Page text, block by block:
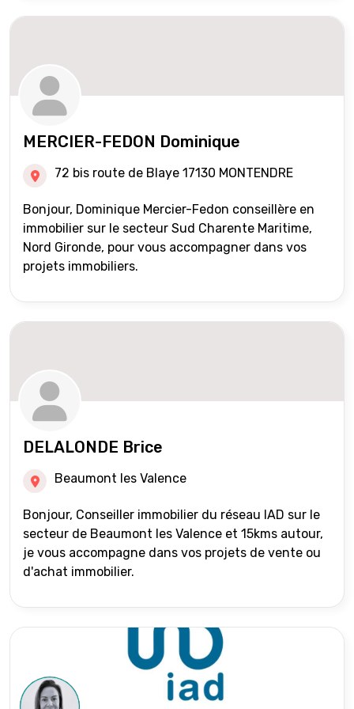
MERCIER-FEDON Dominique
72 bis route de Blaye 17130 MONTENDRE
Bonjour, Dominique Mercier-Fedon conseillère en
immobilier sur le secteur Sud Charente Maritime,
Nord Gironde, pour vous accompagner dans vos
projets immobiliers.
DELALONDE Brice
Beaumont les Valence
Bonjour, Conseiller immobilier du réseau IAD sur le
secteur de Beaumont les Valence et 15kms autour,
je vous accompagne dans vos projets de vente ou
d'achat immobilier.